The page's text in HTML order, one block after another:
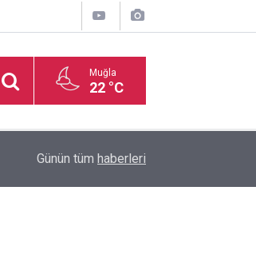
Muğla
22 °C
Süper Ligi’nde yeni sezonun fikstür
Günün tüm haberleri